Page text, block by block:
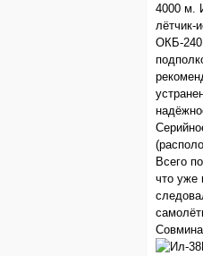
4000 м.
лётчик-
ОКБ-240
Всего
что уже